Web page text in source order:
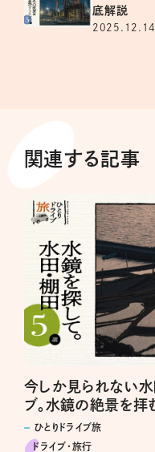
底解説
2025.12.14
関連する記事
今しか見られない水
ブ。水鏡の絶景を拝
ひとりドライブ旅
ドライブ･旅行